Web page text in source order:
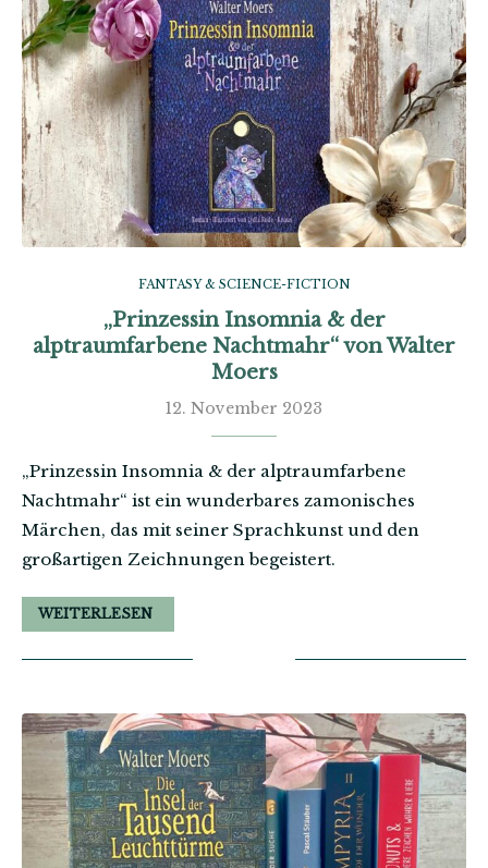
FANTASY & SCIENCE-FICTION
„Prinzessin Insomnia & der
alptraumfarbene Nachtmahr“ von Walter
Moers
12. November 2023
„Prinzessin Insomnia & der alptraumfarbene
Nachtmahr“ ist ein wunderbares zamonisches
Märchen, das mit seiner Sprachkunst und den
großartigen Zeichnungen begeistert.
WEITERLESEN